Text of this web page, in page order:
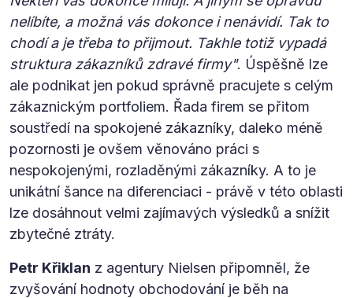
nelíbíte, a možná vás dokonce i nenávidí. Tak to
chodí a je třeba to přijmout. Takhle totiž vypadá
struktura zákazníků zdravé firmy". Úspěšně lze
ale podnikat jen pokud správně pracujete s celým
zákaznickým portfoliem. Řada firem se přitom
soustředí na spokojené zákazníky, daleko méně
pozornosti je ovšem věnováno práci s
nespokojenými, rozladěnými zákazníky. A to je
unikátní šance na diferenciaci - právě v této oblasti
lze dosáhnout velmi zajímavých výsledků a snížit
zbytečné ztráty.
Petr Křiklan z agentury Nielsen připomněl, že
zvyšování hodnoty obchodování je běh na